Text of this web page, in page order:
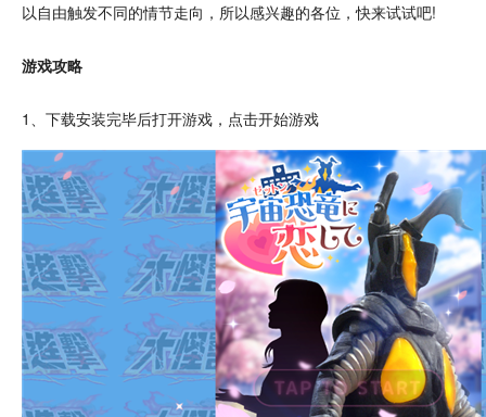
以自由触发不同的情节走向，所以感兴趣的各位，快来试试吧!
游戏攻略
1、下载安装完毕后打开游戏， 点击开始游戏